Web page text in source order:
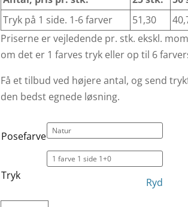
Tryk på 1 side. 1-6 farver
51,30
Priserne er vejledende pr. stk. ekskl.
om det er 1 farves tryk eller op til 6
Få et tilbud ved højere antal, og send
den bedst egnede løsning.
Posefarve
Tryk
Ryd